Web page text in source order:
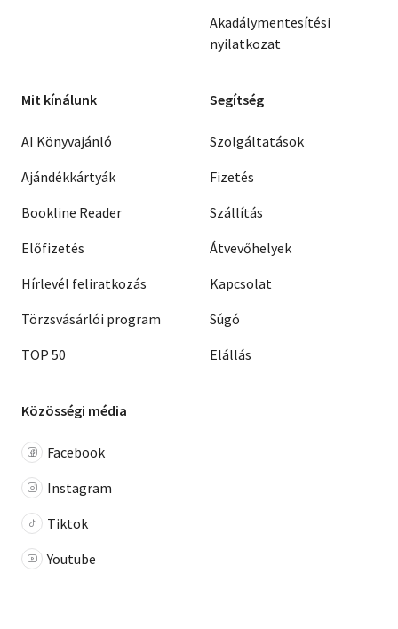
Akadálymentesítési
nyilatkozat
Mit kínálunk
AI Könyvajánló
Ajándékkártyák
Bookline Reader
Előfizetés
Hírlevél feliratkozás
Törzsvásárlói program
TOP 50
Segítség
Szolgáltatások
Fizetés
Szállítás
Átvevőhelyek
Kapcsolat
Súgó
Elállás
Közösségi média
Facebook
Instagram
Tiktok
Youtube